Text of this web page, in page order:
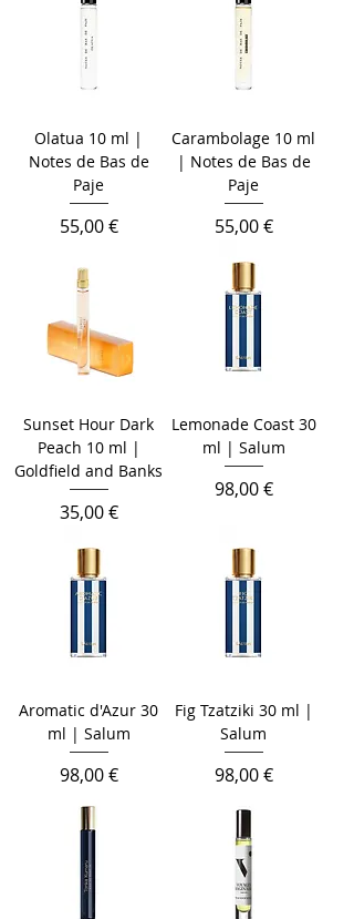
Olatua 10 ml |
Notes de Bas de
Paje
Цена
55,00 €
Carambolage 10 ml
| Notes de Bas de
Paje
Цена
55,00 €
Sunset Hour Dark
Peach 10 ml |
Goldfield and Banks
Цена
35,00 €
Lemonade Coast 30
ml | Salum
Цена
98,00 €
Aromatic d'Azur 30
ml | Salum
Цена
98,00 €
Fig Tzatziki 30 ml |
Salum
Цена
98,00 €